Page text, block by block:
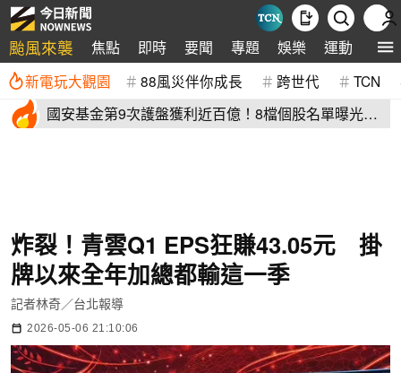
颱風來襲 焦點 即時 要聞 專題 娛樂 運動 全球
新電玩大觀園 88風災伴你成長 跨世代 TCN
國安基金第9次護盤獲利近百億！8檔個股名單曝光
炸裂！青雲Q1 EPS狂賺43.05元 掛
牌以來全年加總都輸這一季
記者林奇／台北報導
2026-05-06 21:10:06